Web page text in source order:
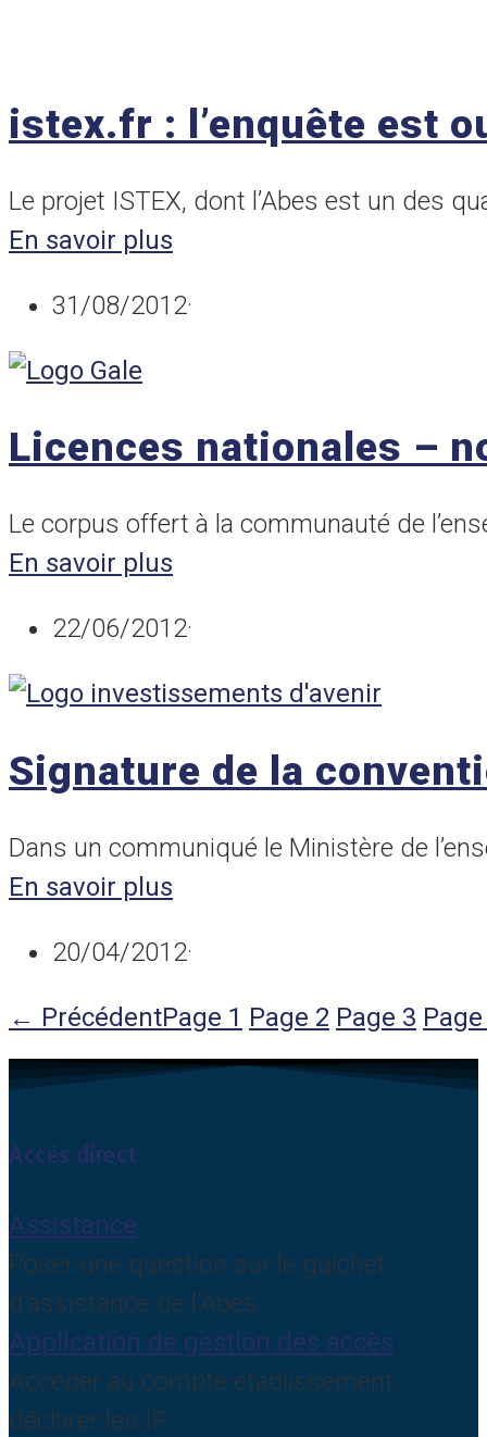
istex.fr : l’enquête est
Le projet ISTEX, dont l’Abes est un des
En savoir plus
31/08/2012·
Licences nationales –
Le corpus offert à la communauté de
En savoir plus
22/06/2012·
Signature de la
Dans un communiqué le Ministère de
En savoir plus
20/04/2012·
← PrécédentPage 1 Page 2 Page 3
Accès direct
Assistance
Poser une question sur le guichet
d’assistance de l’Abes
Application de gestion des accès
Accéder au compte établissement,
déclarer les IP